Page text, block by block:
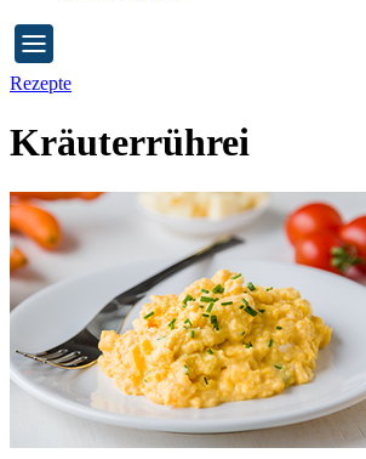
Rezepte
Kräuterrührei